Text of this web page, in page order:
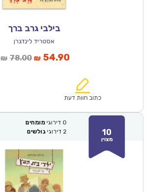
בילבי גרב ברך
אסטריד לינדגרן
₪ 78.00המחיר
₪78.00.
₪ 54.90המחיר
הוא:
כתוב חוות דעת
10
מצוין
0 דירוגי מומחים
2 דירוגי גולשים